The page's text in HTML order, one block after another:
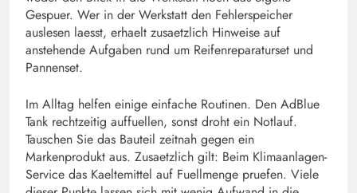
Gespuer. Wer in der Werkstatt den Fehlerspeicher
auslesen laesst, erhaelt zusaetzlich Hinweise auf
anstehende Aufgaben rund um Reifenreparaturset und
Pannenset.
Im Alltag helfen einige einfache Routinen. Den AdBlue
Tank rechtzeitig auffuellen, sonst droht ein Notlauf.
Tauschen Sie das Bauteil zeitnah gegen ein
Markenprodukt aus. Zusaetzlich gilt: Beim Klimaanlagen-
Service das Kaeltemittel auf Fuellmenge pruefen. Viele